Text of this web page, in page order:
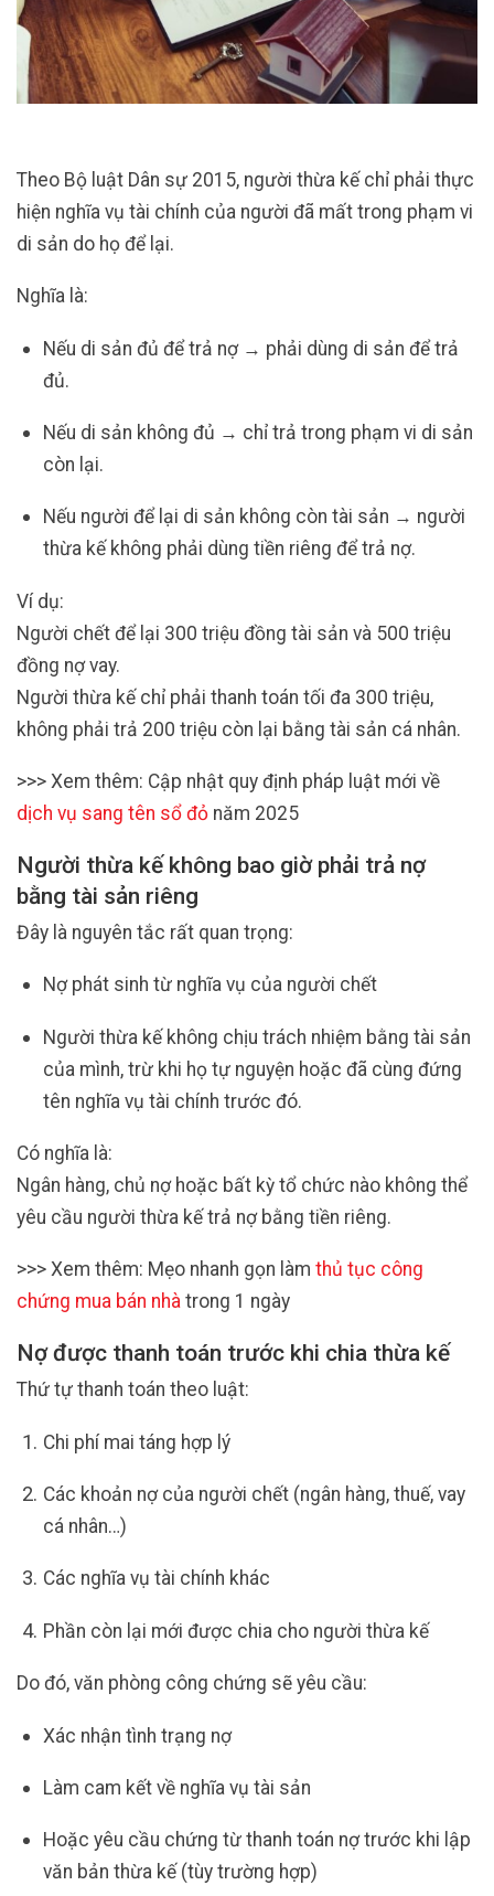
Theo Bộ luật Dân sự 2015, người thừa kế chỉ phải thực
hiện nghĩa vụ tài chính của người đã mất trong phạm vi
di sản do họ để lại.
Nghĩa là:
Nếu di sản đủ để trả nợ → phải dùng di sản để trả
đủ.
Nếu di sản không đủ → chỉ trả trong phạm vi di sản
còn lại.
Nếu người để lại di sản không còn tài sản → người
thừa kế không phải dùng tiền riêng để trả nợ.
Ví dụ:
Người chết để lại 300 triệu đồng tài sản và 500 triệu
đồng nợ vay.
Người thừa kế chỉ phải thanh toán tối đa 300 triệu,
không phải trả 200 triệu còn lại bằng tài sản cá nhân.
>>> Xem thêm: Cập nhật quy định pháp luật mới về
dịch vụ sang tên sổ đỏ năm 2025
Người thừa kế không bao giờ phải trả nợ
bằng tài sản riêng
Đây là nguyên tắc rất quan trọng:
Nợ phát sinh từ nghĩa vụ của người chết
Người thừa kế không chịu trách nhiệm bằng tài sản
của mình, trừ khi họ tự nguyện hoặc đã cùng đứng
tên nghĩa vụ tài chính trước đó.
Có nghĩa là:
Ngân hàng, chủ nợ hoặc bất kỳ tổ chức nào không thể
yêu cầu người thừa kế trả nợ bằng tiền riêng.
>>> Xem thêm: Mẹo nhanh gọn làm thủ tục công
chứng mua bán nhà trong 1 ngày
Nợ được thanh toán trước khi chia thừa kế
Thứ tự thanh toán theo luật:
Chi phí mai táng hợp lý
Các khoản nợ của người chết (ngân hàng, thuế, vay
cá nhân…)
Các nghĩa vụ tài chính khác
Phần còn lại mới được chia cho người thừa kế
Do đó, văn phòng công chứng sẽ yêu cầu:
Xác nhận tình trạng nợ
Làm cam kết về nghĩa vụ tài sản
Hoặc yêu cầu chứng từ thanh toán nợ trước khi lập
văn bản thừa kế (tùy trường hợp)